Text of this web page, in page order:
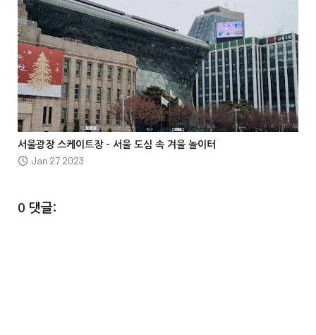
 

서울광장 스케이트장 – 서울 도심 속 겨울 놀이터
Jan 27 2023

0 댓글: